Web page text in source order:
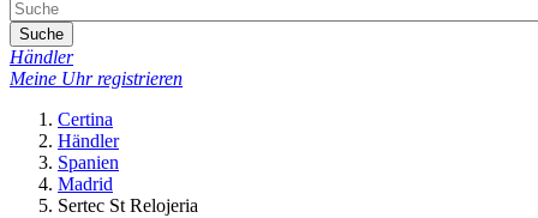
Suche
Händler
Meine Uhr registrieren
Certina
Händler
Spanien
Madrid
Sertec St Relojeria